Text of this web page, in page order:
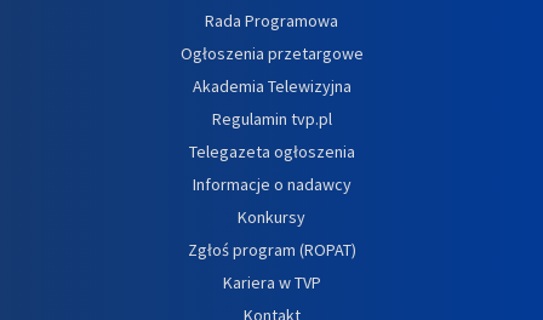
Rada Programowa
Ogłoszenia przetargowe
Akademia Telewizyjna
Regulamin tvp.pl
Telegazeta ogłoszenia
Informacje o nadawcy
Konkursy
Zgłoś program (ROPAT)
Kariera w TVP
Kontakt